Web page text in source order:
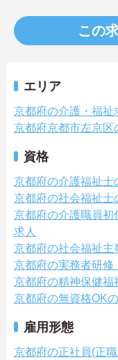
この
エリア
京都府の介護・福祉
京都府京都市左京区
資格
京都府の介護福祉士
京都府の社会福祉士
京都府の介護職員
求人
京都府の社会福祉主
京都府の実務者研修
京都府の精神保健福
京都府の無資格OK
雇用形態
京都府の正社員(正